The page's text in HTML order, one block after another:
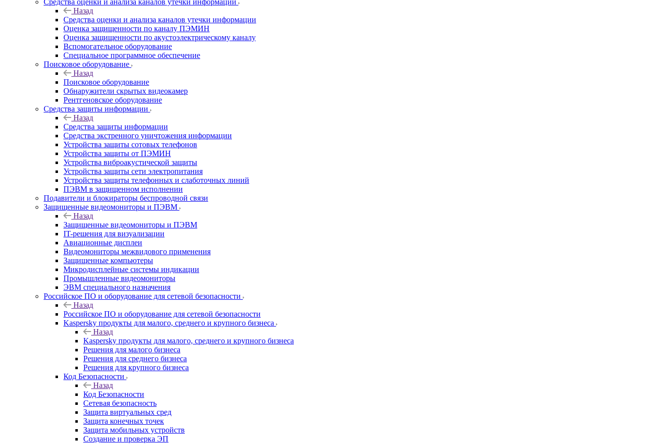
Средства оценки и анализа каналов утечки информации
Назад
Средства оценки и анализа каналов утечки информации
Оценка защищенности по каналу ПЭМИН
Оценка защищенности по акустоэлектрическому каналу
Вспомогательное оборудование
Специальное программное обеспечение
Поисковое оборудование
Назад
Поисковое оборудование
Обнаружители скрытых видеокамер
Рентгеновское оборудование
Средства защиты информации
Назад
Средства защиты информации
Средства экстренного уничтожения информации
Устройства защиты сотовых телефонов
Устройства защиты от ПЭМИН
Устройства виброакустической защиты
Устройства защиты сети электропитания
Устройства защиты телефонных и слаботочных линий
ПЭВМ в защищенном исполнении
Подавители и блокираторы беспроводной связи
Защищенные видеомониторы и ПЭВМ
Назад
Защищенные видеомониторы и ПЭВМ
IT-решения для визуализации
Авиационные дисплеи
Видеомониторы межвидового применения
Защищенные компьютеры
Микродисплейные системы индикации
Промышленные видеомониторы
ЭВМ специального назначения
Российское ПО и оборудование для сетевой безопасности
Назад
Российское ПО и оборудование для сетевой безопасности
Kaspersky продукты для малого, среднего и крупного бизнеса
Назад
Kaspersky продукты для малого, среднего и крупного бизнеса
Решения для малого бизнеса
Решения для среднего бизнеса
Решения для крупного бизнеса
Код Безопасности
Назад
Код Безопасности
Сетевая безопасность
Защита виртуальных сред
Защита конечных точек
Защита мобильных устройств
Создание и проверка ЭП